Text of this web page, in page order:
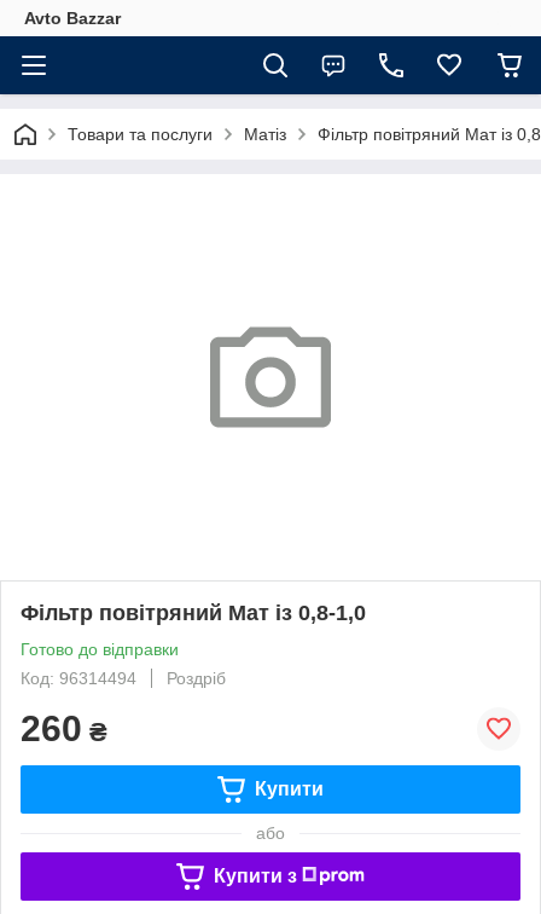
Avto Bazzar
Товари та послуги Матіз Фільтр повітряний Мат із
Фільтр повітряний Мат із 0,8-1,0
Готово до відправки
Код: 96314494
Роздріб
260 ₴
Купити
або
Купити з